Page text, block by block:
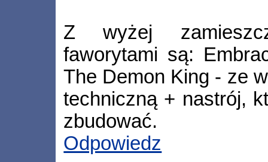
Z wyżej
faworytami są:
The Demon King - ze
techniczną + nastrój,
zbudować.
Odpowiedz